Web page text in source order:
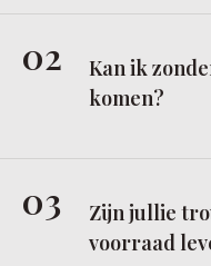
Kan ik
komen?
Zijn jullie
voorraad